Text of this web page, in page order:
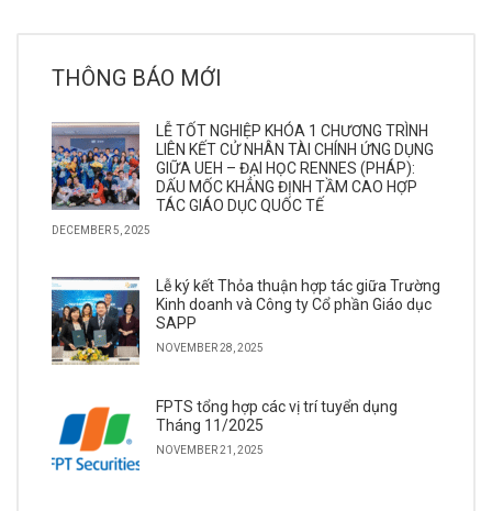
THÔNG BÁO MỚI
LỄ TỐT NGHIỆP KHÓA 1 CHƯƠNG TRÌNH
LIÊN KẾT CỬ NHÂN TÀI CHÍNH ỨNG DỤNG
GIỮA UEH – ĐẠI HỌC RENNES (PHÁP):
DẤU MỐC KHẲNG ĐỊNH TẦM CAO HỢP
TÁC GIÁO DỤC QUỐC TẾ
DECEMBER 5, 2025
Lễ ký kết Thỏa thuận hợp tác giữa Trường
Kinh doanh và Công ty Cổ phần Giáo dục
SAPP
NOVEMBER 28, 2025
FPTS tổng hợp các vị trí tuyển dụng
Tháng 11/2025
NOVEMBER 21, 2025